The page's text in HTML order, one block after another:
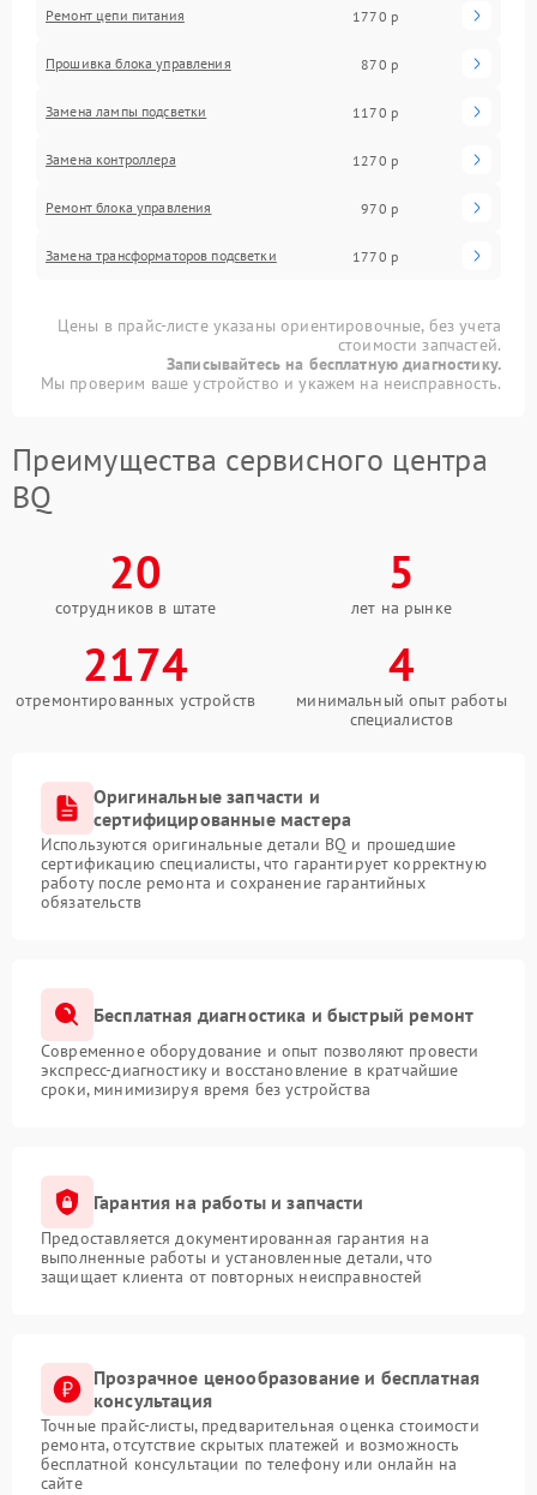
Ремонт цепи питания 1770 р
Прошивка блока управления 870 р
Замена лампы подсветки 1170 р
Замена контроллера 1270 р
Ремонт блока управления 970 р
Замена трансформаторов подсветки 1770 р
Цены в прайс-листе указаны ориентировочные, без учета
стоимости запчастей.
Записывайтесь на бесплатную диагностику.
Мы проверим ваше устройство и укажем на неисправность.
Преимущества сервисного центра
BQ
20
сотрудников в штате
5
лет на рынке
2174
отремонтированных устройств
4
минимальный опыт работы
специалистов
Оригинальные запчасти и
сертифицированные мастера
Используются оригинальные детали BQ и прошедшие
сертификацию специалисты, что гарантирует корректную
работу после ремонта и сохранение гарантийных
обязательств
Бесплатная диагностика и быстрый ремонт
Современное оборудование и опыт позволяют провести
экспресс-диагностику и восстановление в кратчайшие
сроки, минимизируя время без устройства
Гарантия на работы и запчасти
Предоставляется документированная гарантия на
выполненные работы и установленные детали, что
защищает клиента от повторных неисправностей
Прозрачное ценообразование и бесплатная
консультация
Точные прайс-листы, предварительная оценка стоимости
ремонта, отсутствие скрытых платежей и возможность
бесплатной консультации по телефону или онлайн на
сайте